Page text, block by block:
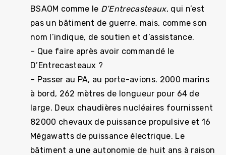
BSAOM comme le D’Entrecasteaux, qui n’est
pas un bâtiment de guerre, mais, comme son
nom l’indique, de soutien et d’assistance.
– Que faire après avoir commandé le
D’Entrecasteaux ?
– Passer au PA, au porte-avions. 2000 marins
à bord, 262 mètres de longueur pour 64 de
large. Deux chaudières nucléaires fournissent
82000 chevaux de puissance propulsive et 16
Mégawatts de puissance électrique. Le
bâtiment a une autonomie de huit ans à raison